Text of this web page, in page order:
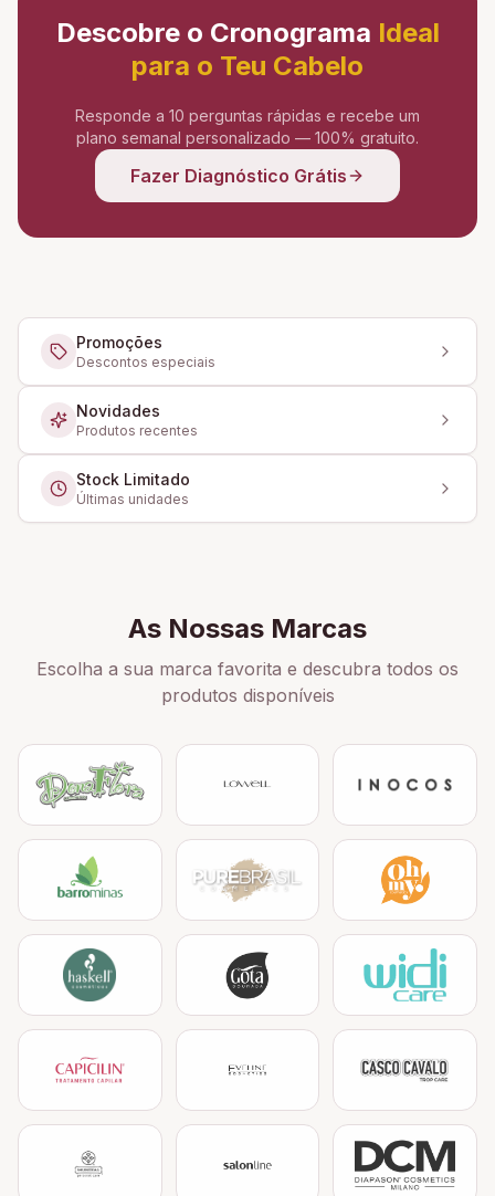
Descobre o Cronograma Ideal
para o Teu Cabelo
Responde a 10 perguntas rápidas e recebe um
plano semanal personalizado — 100% gratuito.
Fazer Diagnóstico Grátis
Promoções
Descontos especiais
Novidades
Produtos recentes
Stock Limitado
Últimas unidades
As Nossas Marcas
Escolha a sua marca favorita e descubra todos os
produtos disponíveis